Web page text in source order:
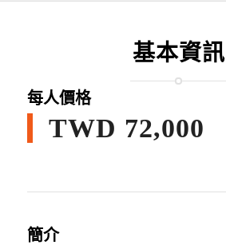
基本資訊
每人價格
TWD 72,000
簡介